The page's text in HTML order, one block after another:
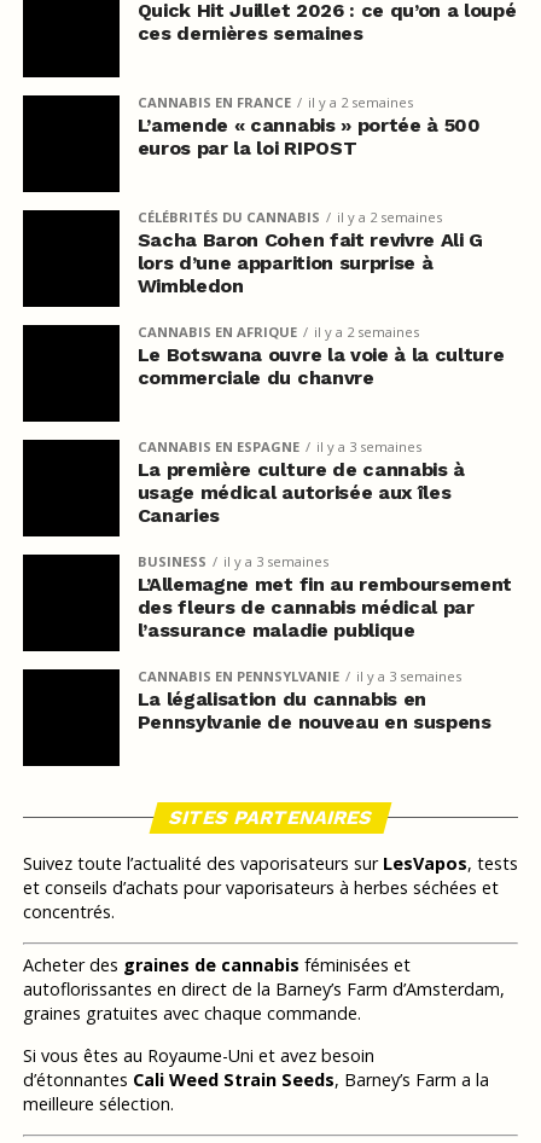
Quick Hit Juillet 2026 : ce qu’on a loupé
ces dernières semaines
CANNABIS EN FRANCE il y a 2 semaines
L’amende « cannabis » portée à 500
euros par la loi RIPOST
CÉLÉBRITÉS DU CANNABIS il y a 2 semaines
Sacha Baron Cohen fait revivre Ali G
lors d’une apparition surprise à
Wimbledon
CANNABIS EN AFRIQUE il y a 2 semaines
Le Botswana ouvre la voie à la culture
commerciale du chanvre
CANNABIS EN ESPAGNE il y a 3 semaines
La première culture de cannabis à
usage médical autorisée aux îles
Canaries
BUSINESS il y a 3 semaines
L’Allemagne met fin au remboursement
des fleurs de cannabis médical par
l’assurance maladie publique
CANNABIS EN PENNSYLVANIE il y a 3 semaines
La légalisation du cannabis en
Pennsylvanie de nouveau en suspens
SITES PARTENAIRES
Suivez toute l’actualité des vaporisateurs sur LesVapos, tests
et conseils d’achats pour vaporisateurs à herbes séchées et
concentrés.
Acheter des graines de cannabis féminisées et
autoflorissantes en direct de la Barney’s Farm d’Amsterdam,
graines gratuites avec chaque commande.
Si vous êtes au Royaume-Uni et avez besoin
d’étonnantes Cali Weed Strain Seeds, Barney’s Farm a la
meilleure sélection.